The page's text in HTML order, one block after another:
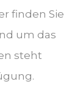
finden Sie
um das
steht